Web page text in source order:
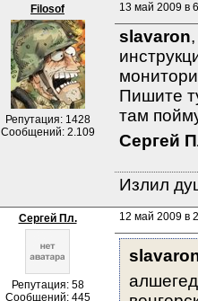
Filosof
Репутация: 1428
Сообщений: 2.109
13 май 2009 в
slavaron
Пишите
там
Сергей
Излил
Сергей Пл.
Репутация: 58
Сообщений: 445
12 май 2009 в